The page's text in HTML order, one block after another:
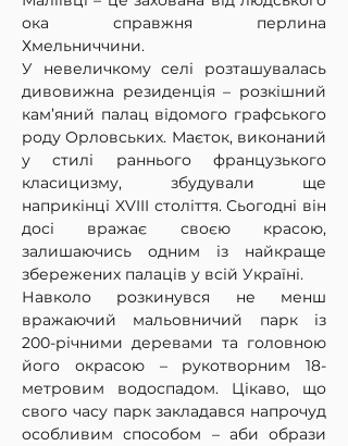
ока справжня перлина
Хмельниччини.
У невеличкому селі розташувалась
дивовижна резиденція – розкішний
кам’яний палац відомого графського
роду Орловських. Маєток, виконаний
у стилі раннього французького
класицизму, збудували ще
наприкінці XVIII століття. Сьогодні він
досі вражає своєю красою,
залишаючись одним із найкраще
збережених палаців у всій Україні.
Навколо розкинувся не менш
вражаючий мальовничий парк із
200-річними деревами та головною
його окрасою – рукотворним 18-
метровим водоспадом. Цікаво, що
свого часу парк закладався напрочуд
особливим способом – аби образи